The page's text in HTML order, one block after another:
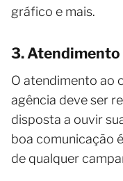
gráfico e mais.
3.
O atendimento ao
agência deve ser
disposta a ouvir
boa comunicação
de qualquer